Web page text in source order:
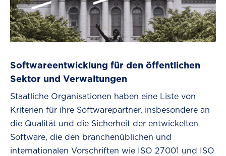
Softwareentwicklung für den öffentlichen
Sektor und Verwaltungen
Staatliche Organisationen haben eine Liste von
Kriterien für ihre Softwarepartner, insbesondere an
die Qualität und die Sicherheit der entwickelten
Software, die den branchenüblichen und
internationalen Vorschriften wie ISO 27001 und ISO